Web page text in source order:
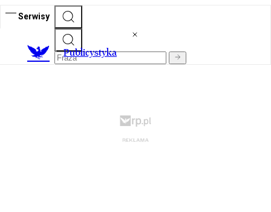
Serwisy
Publicystyka